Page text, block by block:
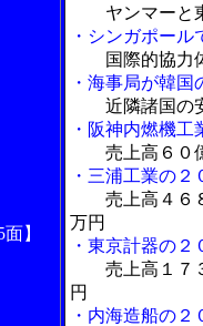
】
ヤンマーと
・シンガポー
国際的協力
・海事局が韓
近隣諸国の
・阪神内燃機
売上高６０
・三浦工業の
売上高４６
万円
・東京計器の
売上高１７
円
・内海造船の